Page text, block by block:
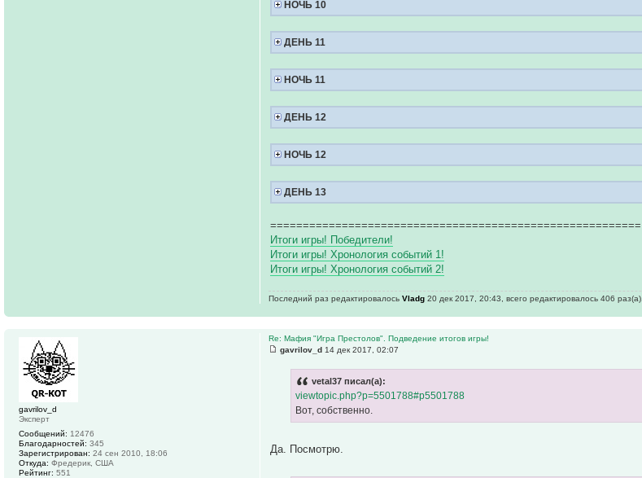
НОЧЬ 10
ДЕНЬ 11
НОЧЬ 11
ДЕНЬ 12
НОЧЬ 12
ДЕНЬ 13
=========================================================
Итоги игры! Победители!
Итоги игры! Хронология событий 1!
Итоги игры! Хронология событий 2!
Последний раз редактировалосьVladg 20 дек 2017, 20:43, всего редактировалось 406 раз(а).
Re: Мафия "Игра Престолов". Подведение итогов игры!
gavrilov_d 14 дек 2017, 02:07
vetal37 писал(а):
viewtopic.php?p=5501788#p5501788
Вот, собственно.
Да. Посмотрю.
gavrilov_d
Эксперт
Сообщений: 12476
Благодарностей: 345
Зарегистрирован: 24 сен 2010, 18:06
Откуда: Фредерик, США
Рейтинг: 551